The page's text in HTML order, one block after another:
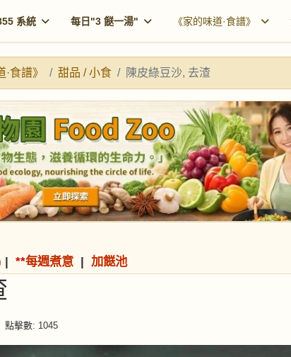
系統 每日"3 餸一湯" 《家的味道·食譜》
·食譜》 甜品 / 小食 陳皮綠豆沙, 去渣
| **每週煮意 | 加餸池
點擊數: 1045